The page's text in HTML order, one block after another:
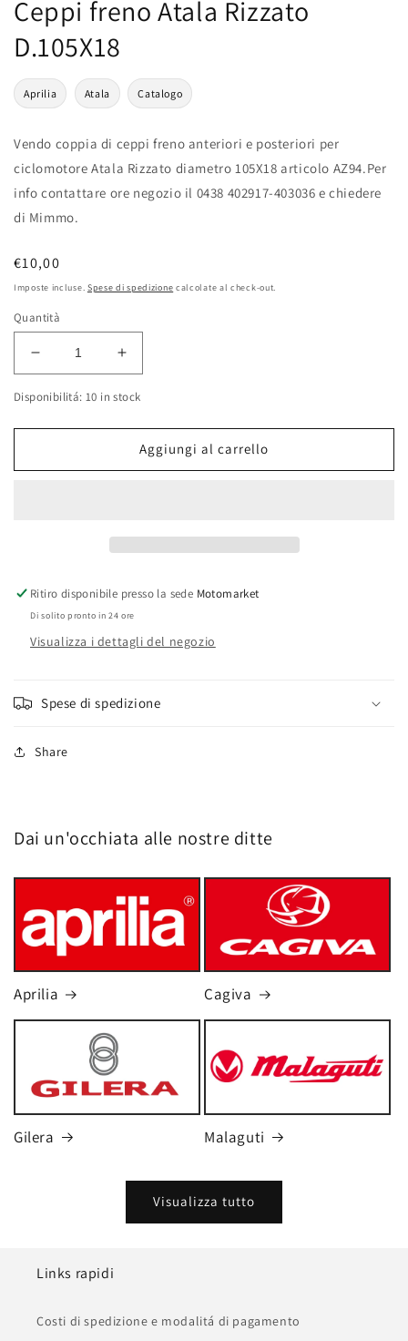
Ceppi freno Atala Rizzato
D.105X18
Aprilia Atala Catalogo
Vendo coppia di ceppi freno anteriori e posteriori per
ciclomotore Atala Rizzato diametro 105X18 articolo AZ94.Per
info contattare ore negozio il 0438 402917-403036 e chiedere
di Mimmo.
Prezzo
di
€10,00
Imposte incluse. Spese di spedizione calcolate al check-out.
Quantità
Diminuisci
quantità
per
Rizzato
Aumenta
quantità
per
Atala
Rizzato
Disponibilitá: 10 in stock
Aggiungi al carrello
Ritiro disponibile presso la sede Motomarket
Di solito pronto in 24 ore
Visualizza i dettagli del negozio
Spese di spedizione
Share
Dai un'occhiata alle nostre ditte
Aprilia Cagiva
Gilera Malaguti
Visualizza tutto
Links rapidi
Costi di spedizione e modalitá di pagamento